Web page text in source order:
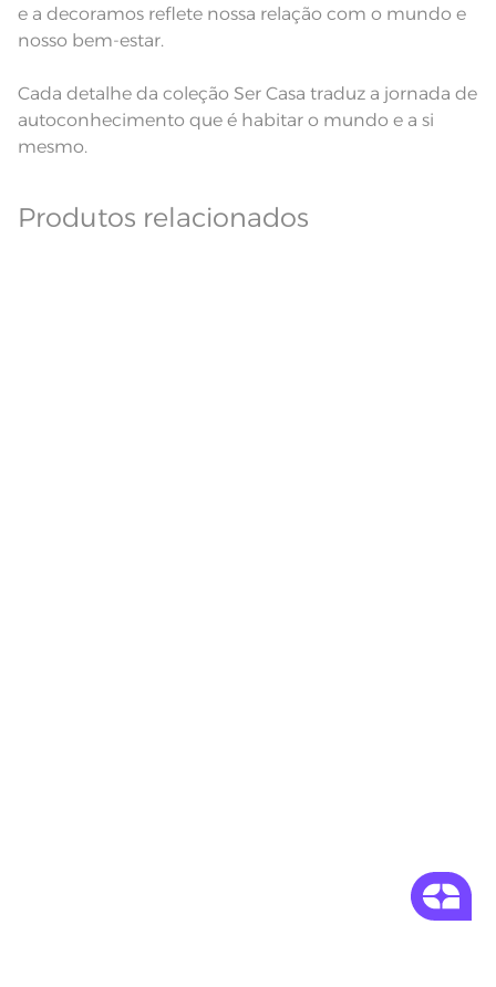
e a decoramos reflete nossa relação com o mundo e
nosso bem-estar.
Cada detalhe da coleção Ser Casa traduz a jornada de
autoconhecimento que é habitar o mundo e a si
mesmo.
Produtos relacionados